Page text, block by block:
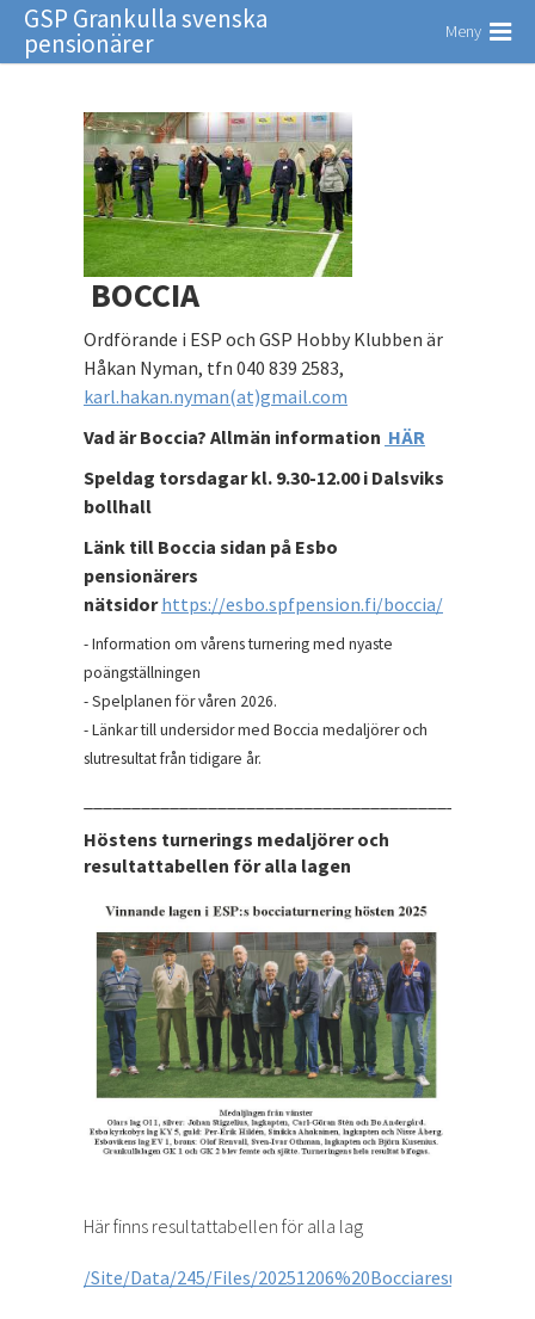
GSP Grankulla svenska
pensionärer Meny
BOCCIA
Ordförande i ESP och GSP Hobby Klubben är
Håkan Nyman, tfn 040 839 2583,
karl.hakan.nyman(at)gmail.com
Vad är Boccia? Allmän information HÄR
Speldag torsdagar kl. 9.30-12.00 i Dalsviks
bollhall
Länk till Boccia sidan på Esbo
pensionärers
nätsidorhttps://esbo.spfpension.fi/boccia/
- Information om vårens turnering med nyaste
poängställningen
- Spelplanen för våren 2026.
- Länkar till undersidor med Boccia medaljörer och
slutresultat från tidigare år.
Höstens turnerings medaljörer och
resultattabellen för alla lagen
Här finns resultattabellen för alla lag
/Site/Data/245/Files/20251206%20Bocciaresultat.pdf